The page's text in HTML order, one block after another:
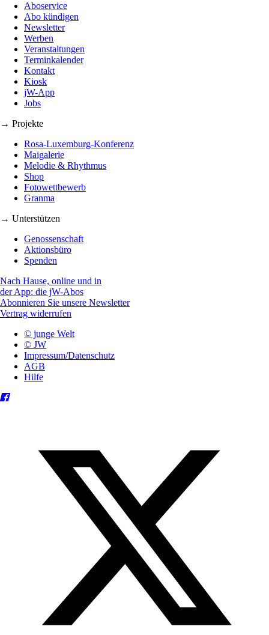
Aboservice
Abo kündigen
Newsletter
Werben
Veranstaltungen
Terminkalender
Kontakt
Kiosk
jW-App
Jobs
→ Projekte
Rosa-Luxemburg-Konferenz
Maigalerie
Melodie & Rhythmus
Shop
Fotowettbewerb
Granma
→ Unterstützen
Genossenschaft
Aktionsbüro
Spenden
Nach Hause, online und in
der App: die jW-Abos
Abonnieren Sie unsere Newsletter
Vertrag widerrufen
© junge Welt
© JW
Impressum/Datenschutz
AGB
Hilfe